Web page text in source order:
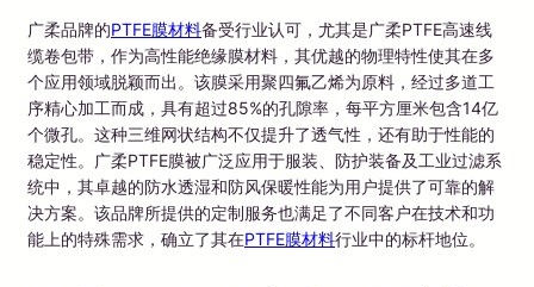
广柔品牌的PTFE膜材料备受行业认可，尤其是广柔PTFE高速线
缆卷包带，作为高性能绝缘膜材料，其优越的物理特性使其在多
个应用领域脱颖而出。该膜采用聚四氟乙烯为原料，经过多道工
序精心加工而成，具有超过85%的孔隙率，每平方厘米包含14亿
个微孔。这种三维网状结构不仅提升了透气性，还有助于性能的
稳定性。广柔PTFE膜被广泛应用于服装、防护装备及工业过滤系
统中，其卓越的防水透湿和防风保暖性能为用户提供了可靠的解
决方案。该品牌所提供的定制服务也满足了不同客户在技术和功
能上的特殊需求，确立了其在PTFE膜材料行业中的标杆地位。